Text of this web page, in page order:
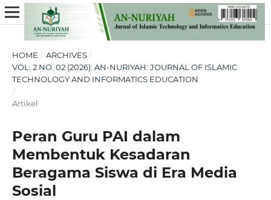
HOME / ARCHIVES /
VOL. 2 NO. 02 (2026): AN-NURIYAH: JOURNAL OF ISLAMIC
TECHNOLOGY AND INFORMATICS EDUCATION
/
Artikel
Peran Guru PAI dalam
Membentuk Kesadaran
Beragama Siswa di Era Media
Sosial